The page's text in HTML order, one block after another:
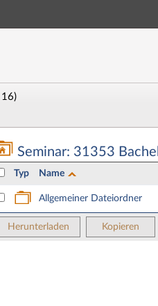
16)
31353 Bachelor-
Seminar: 31353
Typ Name
Allgemeiner Dateiordner
Herunterladen Kopieren